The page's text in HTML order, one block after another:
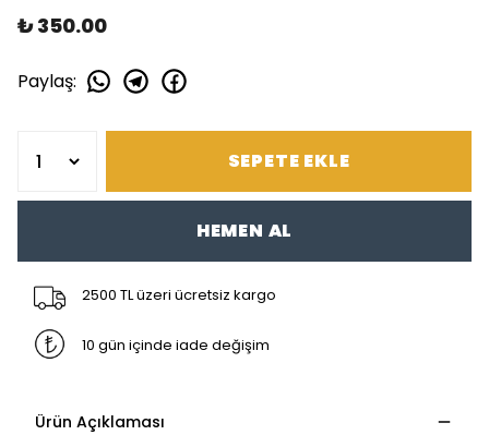
₺ 350.00
Paylaş:
SEPETE EKLE
HEMEN AL
2500 TL üzeri ücretsiz kargo
10 gün içinde iade değişim
Ürün Açıklaması